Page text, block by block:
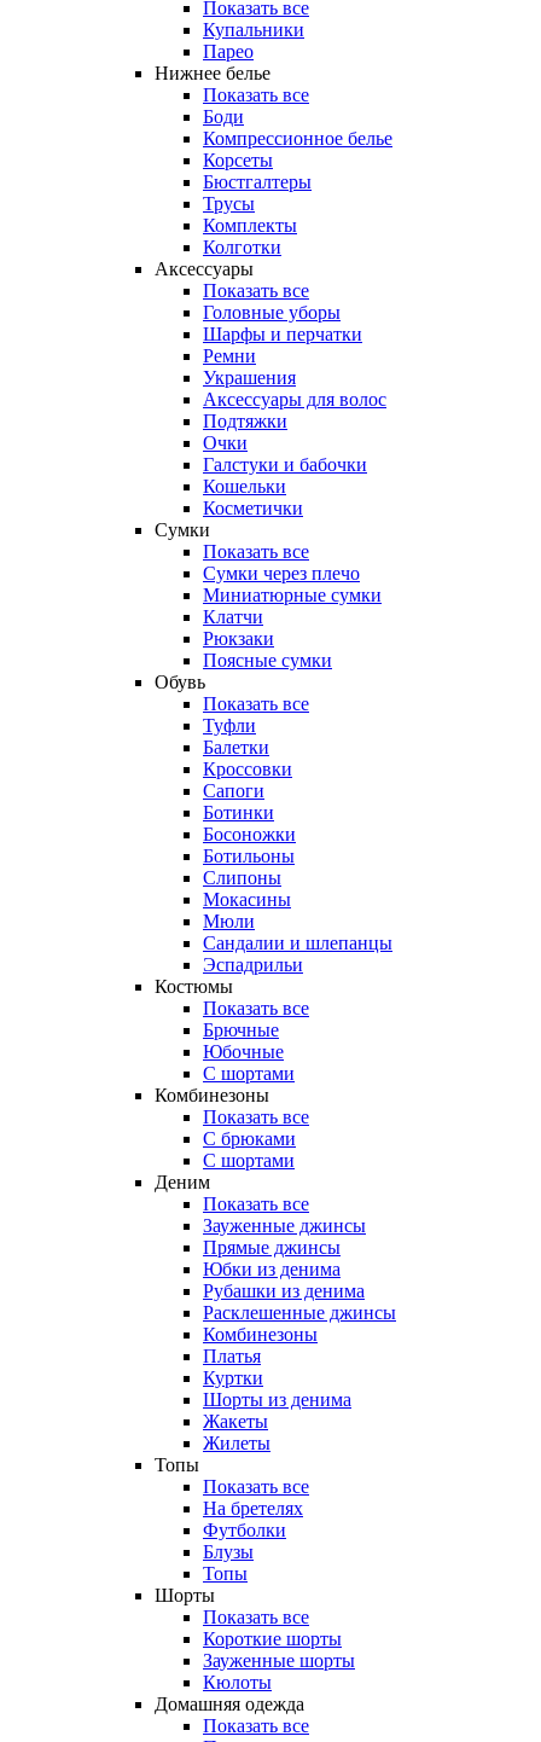
Показать все
Купальники
Парео
Нижнее белье
Показать все
Боди
Компрессионное белье
Корсеты
Бюстгалтеры
Трусы
Комплекты
Колготки
Аксессуары
Показать все
Головные уборы
Шарфы и перчатки
Ремни
Украшения
Аксессуары для волос
Подтяжки
Очки
Галстуки и бабочки
Кошельки
Косметички
Сумки
Показать все
Сумки через плечо
Миниатюрные cумки
Клатчи
Рюкзаки
Поясные сумки
Обувь
Показать все
Туфли
Балетки
Кроссовки
Сапоги
Ботинки
Босоножки
Ботильоны
Слипоны
Мокасины
Мюли
Сандалии и шлепанцы
Эспадрильи
Костюмы
Показать все
Брючные
Юбочные
С шортами
Комбинезоны
Показать все
С брюками
С шортами
Деним
Показать все
Зауженные джинсы
Прямые джинсы
Юбки из денима
Рубашки из денима
Расклешенные джинсы
Комбинезоны
Платья
Куртки
Шорты из денима
Жакеты
Жилеты
Топы
Показать все
На бретелях
Футболки
Блузы
Топы
Шорты
Показать все
Короткие шорты
Зауженные шорты
Кюлоты
Домашняя одежда
Показать все